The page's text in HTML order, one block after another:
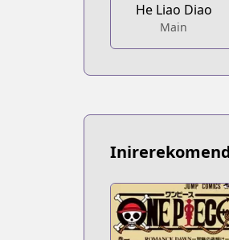
He Liao Diao
Main